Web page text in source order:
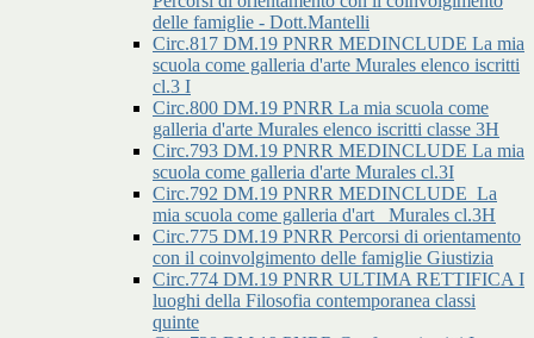
delle famiglie - Dott.Mantelli
Circ.817 DM.19 PNRR MEDINCLUDE La mia
scuola come galleria d'arte Murales elenco iscritti
cl.3 I
Circ.800 DM.19 PNRR La mia scuola come
galleria d'arte Murales elenco iscritti classe 3H
Circ.793 DM.19 PNRR MEDINCLUDE La mia
scuola come galleria d'arte Murales cl.3I
Circ.792 DM.19 PNRR MEDINCLUDE_La
mia scuola come galleria d'art _Murales cl.3H
Circ.775 DM.19 PNRR Percorsi di orientamento
con il coinvolgimento delle famiglie Giustizia
Circ.774 DM.19 PNRR ULTIMA RETTIFICA I
luoghi della Filosofia contemporanea classi
quinte